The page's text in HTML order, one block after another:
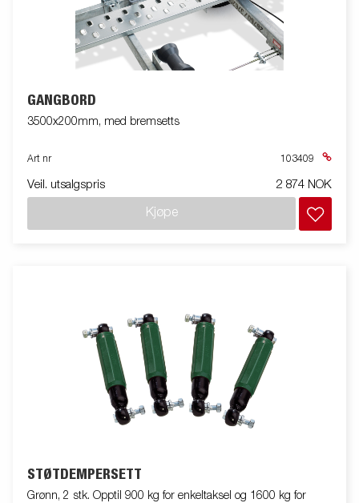
GANGBORD
3500x200mm, med bremsetts
Art nr 103409
Veil. utsalgspris 2 874 NOK
Kjøpe
STØTDEMPERSETT
Grønn, 2 stk. Opptil 900 kg for enkeltaksel og 1600 kg for